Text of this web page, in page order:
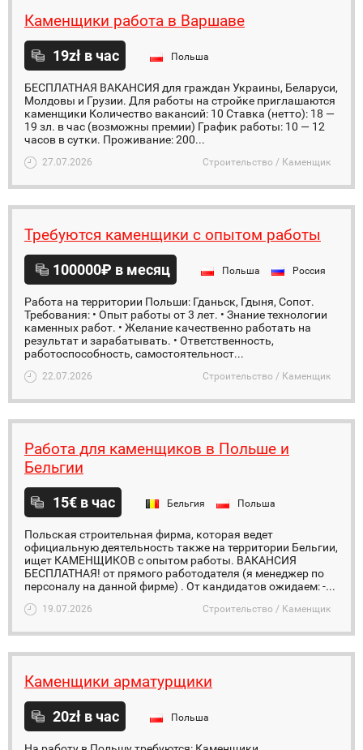
Каменщики работа в Варшаве
19zł в час Польша
БЕСПЛАТНАЯ ВАКАНСИЯ для граждан Украины, Беларуси,
Молдовы и Грузии. Для работы на стройке приглашаются
каменщики Количество вакансий: 10 Ставка (нетто): 18 —
19 зл. в час (возможны премии) График работы: 10 — 12
часов в сутки. Проживание: 200...
27.07.2026 Строительство / Каменщик
Требуются каменщики с опытом работы
100000₽ в месяц Польша Россия
Работа на территории Польши: Гданьск, Гдыня, Сопот.
Требования: • Опыт работы от 3 лет. • Знание технологии
каменных работ. • Желание качественно работать на
результат и зарабатывать. • Ответственность,
работоспособность, самостоятельност...
22.07.2026 Строительство / Каменщик
Работа для каменщиков в Польше и
Бельгии
15€ в час Бельгия Польша
Польская строительная фирма, которая ведет
официальную деятельность также на территории Бельгии,
ищет КАМЕНЩИКОВ с опытом работы. ВАКАНСИЯ
БЕСПЛАТНАЯ! от прямого работодателя (я менеджер по
персоналу на данной фирме) . От кандидатов ожидаем: -...
19.07.2026 Строительство / Каменщик
Каменщики арматурщики
20zł в час Польша